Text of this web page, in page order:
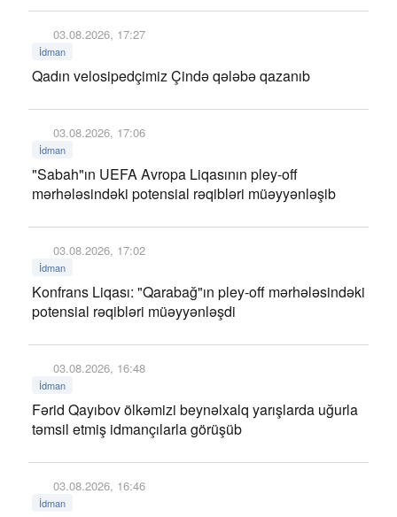
03.08.2026, 17:27
İdman
Qadın velosipedçimiz Çində qələbə qazanıb
03.08.2026, 17:06
İdman
"Sabah"ın UEFA Avropa Liqasının pley-off
mərhələsindəki potensial rəqibləri müəyyənləşib
03.08.2026, 17:02
İdman
Konfrans Liqası: "Qarabağ"ın pley-off mərhələsindəki
potensial rəqibləri müəyyənləşdi
03.08.2026, 16:48
İdman
Fərid Qayıbov ölkəmizi beynəlxalq yarışlarda uğurla
təmsil etmiş idmançılarla görüşüb
03.08.2026, 16:46
İdman